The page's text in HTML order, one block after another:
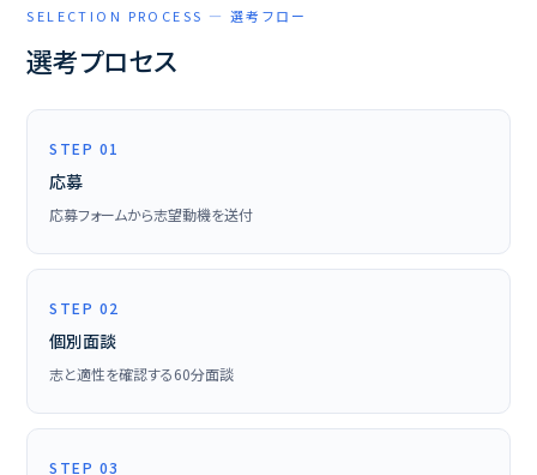
SELECTION PROCESS — 選考フロー
選考プロセス
STEP 01
応募
応募フォームから志望動機を送付
STEP 02
個別面談
志と適性を確認する60分面談
STEP 03